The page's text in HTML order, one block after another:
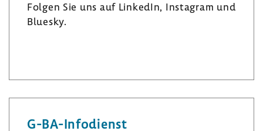
Folgen Sie uns auf LinkedIn, Insta­gram und
Bluesky.
n
k
d
s
t
­
u
e
k
G-​BA-Infodienst